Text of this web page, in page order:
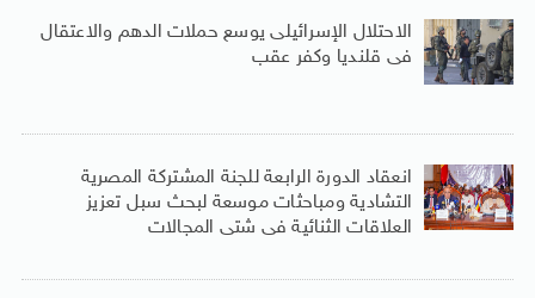
الاحتلال الإسرائيلى يوسع حملات الدهم والاعتقال
فى قلنديا وكفر عقب
انعقاد الدورة الرابعة للجنة المشتركة المصرية
التشادية ومباحثات موسعة لبحث سبل تعزيز
العلاقات الثنائية فى شتى المجالات